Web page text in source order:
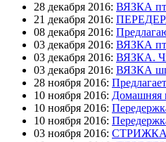
28 декабря 2016: ВЯЗКА
21 декабря 2016:
08 декабря 2016:
03 декабря 2016: ВЯЗКА
03 декабря 2016: ВЯЗКА.
03 декабря 2016: ВЯЗКА
28 ноября 2016:
10 ноября 2016: Домашняя
10 ноября 2016:
10 ноября 2016:
03 ноября 2016: